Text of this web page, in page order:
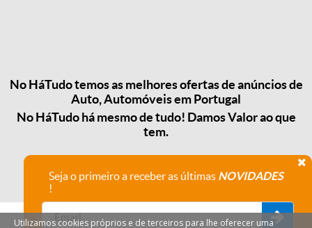
No HáTudo temos as melhores ofertas de anúncios de
Auto, Automóveis em Portugal
No HáTudo há mesmo de tudo! Damos Valor ao que
tem.
Seja o primeiro a receber as últimas NOVIDADES
!
Utilizamos cookies próprios e de terceiros para lhe oferecer uma